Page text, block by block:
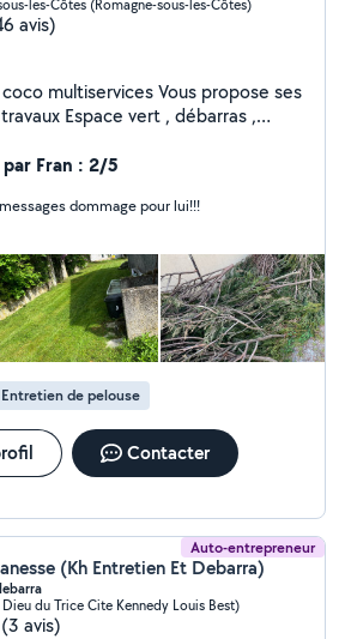
les-Côtes (Romagne-sous-les-Côtes)
avis)
Vous propose ses
, débarras ,
vos travaux Travail propre
N'attendez plus pour réaliser
Fran : 2/5
dommage pour lui!!!
Entretien de pelouse
Contacter
Auto-entrepreneur
(Kh Entretien Et Debarra)
Dieu du Trice Cite Kennedy Louis Best)
(3 avis)